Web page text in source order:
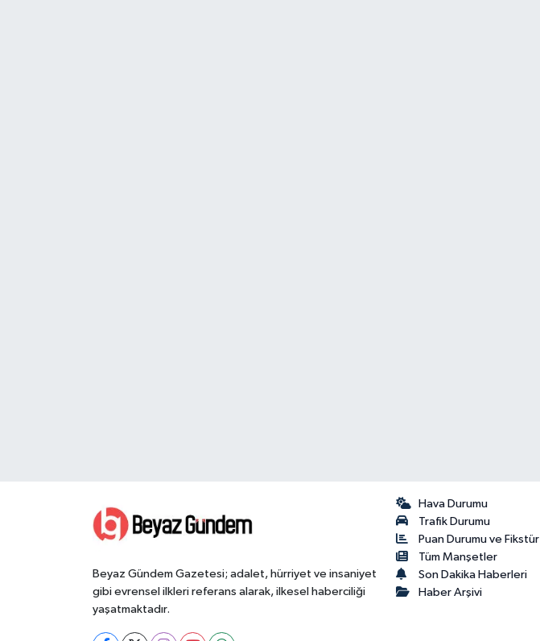
Beyaz Gündem Gazetesi; adalet, hürriyet ve insaniyet
gibi evrensel ilkleri referans alarak, ilkesel haberciliği
yaşatmaktadır.
Hava Durumu
Trafik Durumu
Puan Durumu ve Fikstür
Tüm Manşetler
Son Dakika Haberleri
Haber Arşivi